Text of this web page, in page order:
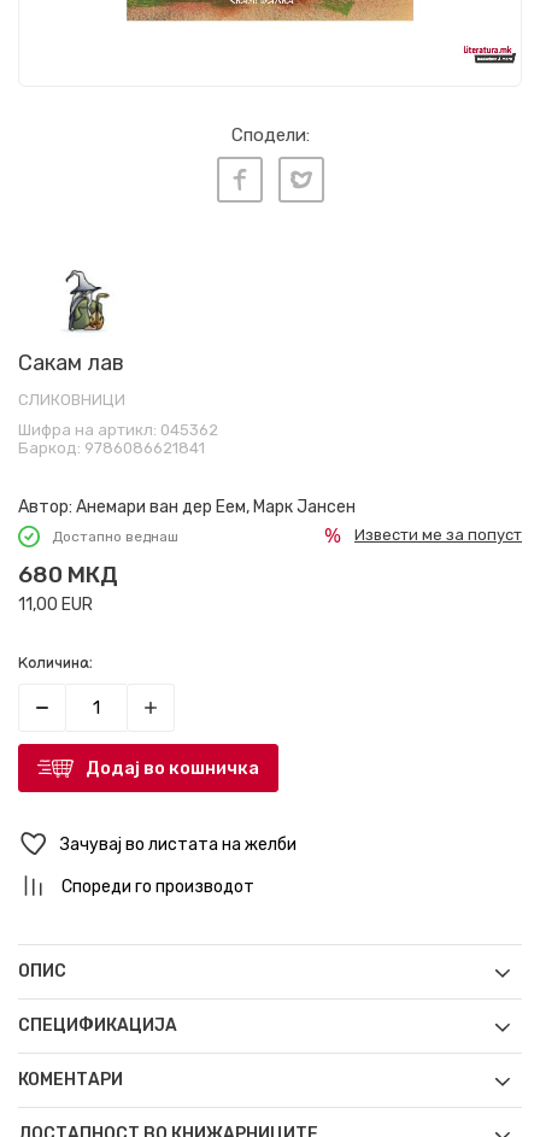
Сподели:
Сакам лав
СЛИКОВНИЦИ
Шифра на артикл: 045362
Баркод: 9786086621841
Автор: Анемари ван дер Еем, Марк Јансен
Достапно веднаш
680 МКД
11,00 EUR
Извести ме за попуст
Количина:
Додај во кошничка
Зачувај во листата на желби
Спореди го производот
ОПИС
СПЕЦИФИКАЦИЈА
КОМЕНТАРИ